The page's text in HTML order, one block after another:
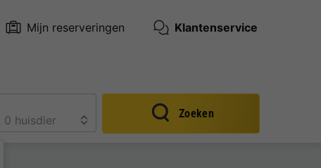
Mijn reserveringen Klantenservice
Zoeken